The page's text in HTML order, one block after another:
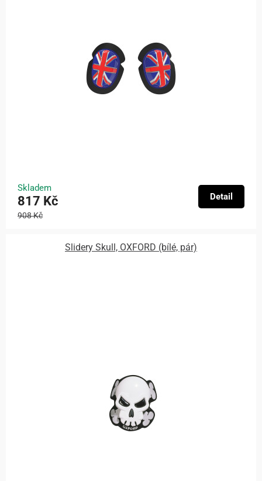
Skladem
817 Kč
908 Kč
Detail
Slidery Skull, OXFORD (bílé, pár)